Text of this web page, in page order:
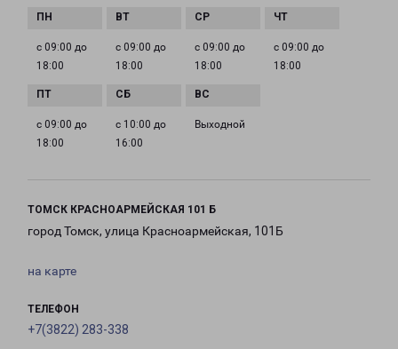
с 09:00 до
18:00
с 09:00 до
18:00
с 09:00 до
18:00
с 09:00 до
18:00
с 09:00 до
18:00
с 10:00 до
16:00
Выходной
ТОМСК КРАСНОАРМЕЙСКАЯ 101 Б
город Томск, улица Красноармейская, 101Б
на карте
ТЕЛЕФОН
+7(3822) 283-338